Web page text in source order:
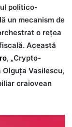
politico-
un mecanism de
o rețea
Această
, „Crypto-
Olguța Vasilescu,
craiovean